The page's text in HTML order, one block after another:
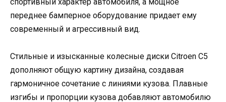
переднее бамперное оборудование придает ему
современный и агрессивный вид.
Стильные и изысканные колесные диски Citroen C5
дополняют общую картину дизайна, создавая
гармоничное сочетание с линиями кузова. Плавные
изгибы и пропорции кузова добавляют автомобилю